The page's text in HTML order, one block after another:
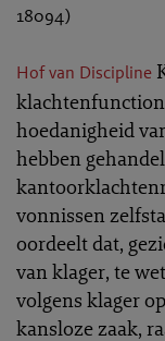
18094)
Hof van Discipline
hoedanigheid
hebben
vonnissen
oordeelt dat,
van klager, te
volgens klager
kansloze zaak,